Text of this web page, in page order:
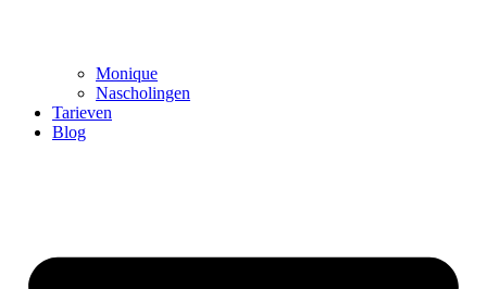
Monique
Nascholingen
Tarieven
Blog